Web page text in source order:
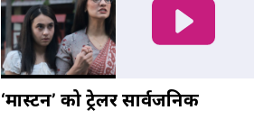
‘मास्टर्नी’ को ट्रेलर सार्वजनिक